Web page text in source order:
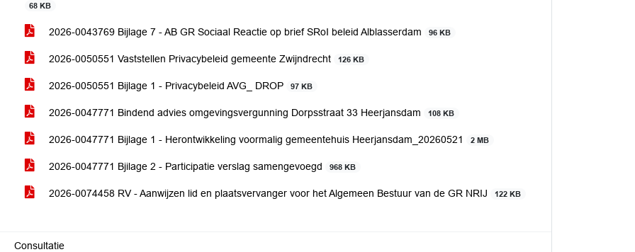
68 KB
2026-0043769 Bijlage 7 - AB GR Sociaal Reactie op brief SRoI beleid Alblasserdam 96 KB
2026-0050551 Vaststellen Privacybeleid gemeente Zwijndrecht 126 KB
2026-0050551 Bijlage 1 - Privacybeleid AVG_ DROP 97 KB
2026-0047771 Bindend advies omgevingsvergunning Dorpsstraat 33 Heerjansdam 108 KB
2026-0047771 Bijlage 1 - Herontwikkeling voormalig gemeentehuis Heerjansdam_20260521 2 MB
2026-0047771 Bjilage 2 - Participatie verslag samengevoegd 968 KB
2026-0074458 RV - Aanwijzen lid en plaatsvervanger voor het Algemeen Bestuur van de GR NRIJ 122 KB
Consultatie